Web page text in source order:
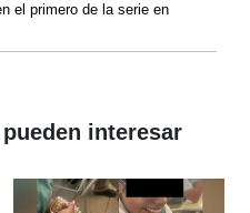
el primero de la serie en
interesar